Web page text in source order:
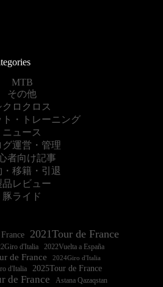
MTB
その他
クロクロス
ト・トレーニング
ニュース
グ運営・管理
者向け記事
・移籍・引退
品レビュー
豚ライド
2021Tour de France
2022Vuelta a España
de France
2024Giro d'Italia‏
d'Italia 2025Tour de France
de France Astana Qazaqstan